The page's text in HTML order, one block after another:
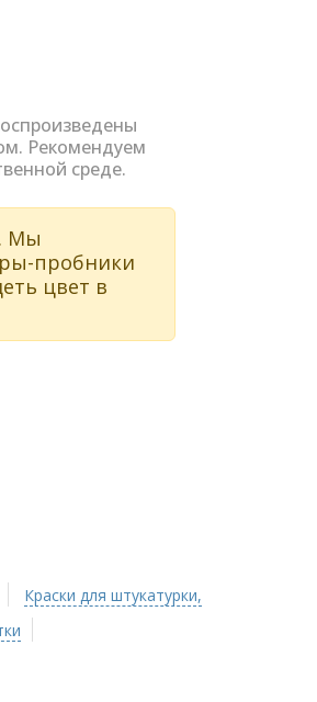
Рекомендуем
среде.
Мы
пробники
цвет в
Краски для штукатурки,